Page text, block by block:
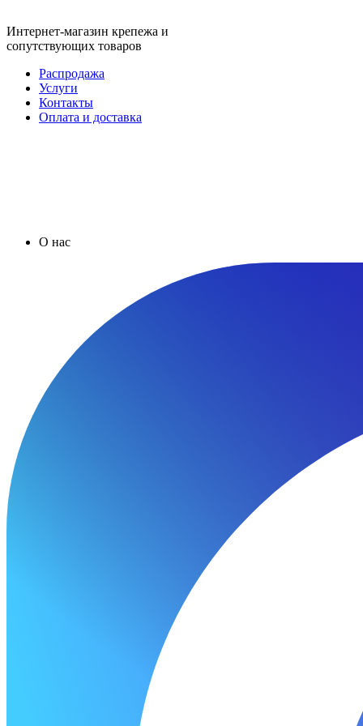
Интернет-магазин крепежа и
сопутствующих товаров
Распродажа
Услуги
Контакты
Оплата и доставка
О нас